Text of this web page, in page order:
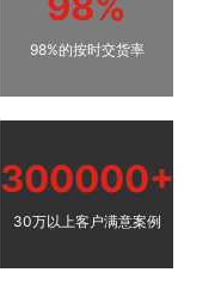
98%的按时交货率
300000+
30万以上客户满意案例